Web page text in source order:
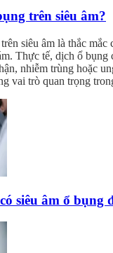
trên siêu âm?
siêu âm là thắc mắc
Thực tế, dịch ổ bụng
nhiễm trùng hoặc
vai trò quan trọng
siêu âm ổ bụng